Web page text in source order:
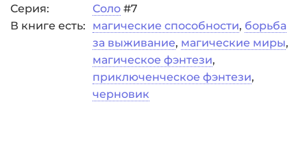
Серия:
Соло #7
В книге есть:
магические способности, борьба
за выживание, магические миры,
магическое фэнтези,
приключенческое фэнтези,
черновик